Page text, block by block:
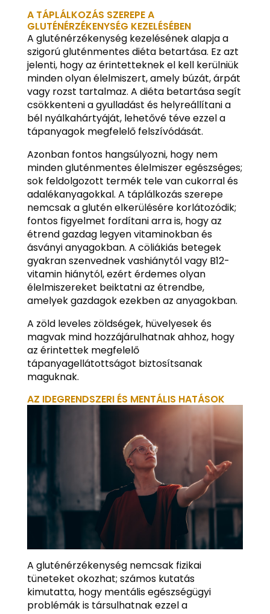
A TÁPLÁLKOZÁS SZEREPE A
GLUTÉNÉRZÉKENYSÉG KEZELÉSÉBEN
A gluténérzékenység kezelésének alapja a
szigorú gluténmentes diéta betartása. Ez azt
jelenti, hogy az érintetteknek el kell kerülniük
minden olyan élelmiszert, amely búzát, árpát
vagy rozst tartalmaz. A diéta betartása segít
csökkenteni a gyulladást és helyreállítani a
bél nyálkahártyáját, lehetővé téve ezzel a
tápanyagok megfelelő felszívódását.
Azonban fontos hangsúlyozni, hogy nem
minden gluténmentes élelmiszer egészséges;
sok feldolgozott termék tele van cukorral és
adalékanyagokkal. A táplálkozás szerepe
nemcsak a glutén elkerülésére korlátozódik;
fontos figyelmet fordítani arra is, hogy az
étrend gazdag legyen vitaminokban és
ásványi anyagokban. A cöliákiás betegek
gyakran szenvednek vashiánytól vagy B12-
vitamin hiánytól, ezért érdemes olyan
élelmiszereket beiktatni az étrendbe,
amelyek gazdagok ezekben az anyagokban.
A zöld leveles zöldségek, hüvelyesek és
magvak mind hozzájárulhatnak ahhoz, hogy
az érintettek megfelelő
tápanyagellátottságot biztosítsanak
maguknak.
AZ IDEGRENDSZERI ÉS MENTÁLIS HATÁSOK
A gluténérzékenység nemcsak fizikai
tüneteket okozhat; számos kutatás
kimutatta, hogy mentális egészségügyi
problémák is társulhatnak ezzel a